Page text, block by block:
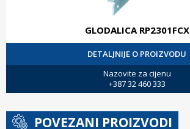
GLODALICA RP2301FCX
DETALJNIJE O PROIZVODU
Nazovite za cijenu
+387 32 460 333
POVEZANI PROIZVODI